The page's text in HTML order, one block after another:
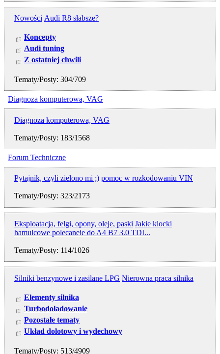
Nowości Audi R8 słabsze?
Koncepty
Audi tuning
Z ostatniej chwili
Tematy/Posty: 304/709
Diagnoza komputerowa, VAG
Diagnoza komputerowa, VAG
Tematy/Posty: 183/1568
Forum Techniczne
Pytajnik, czyli zielono mi ;) pomoc w rozkodowaniu VIN
Tematy/Posty: 323/2173
Eksploatacja, felgi, opony, oleje, paski Jakie klocki
hamulcowe polecaneie do A4 B7 3.0 TDI...
Tematy/Posty: 114/1026
Silniki benzynowe i zasilane LPG Nierowna praca silnika
Elementy silnika
Turbodoładowanie
Pozostałe tematy
Układ dolotowy i wydechowy
Tematy/Posty: 513/4909